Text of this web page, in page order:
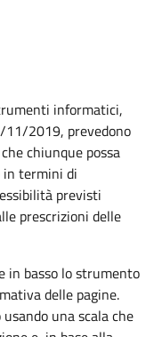
informatici,
11/2019, prevedono
chiunque possa
termini di
previsti
prescrizioni delle
in basso lo strumento
delle pagine.
una scala che